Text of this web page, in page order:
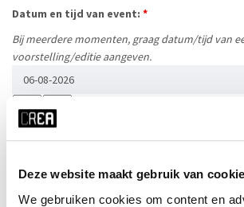
Deze website maakt gebruik van
We gebruiken cookies om content en
Datum en tijd van event: *
Bij meerdere momenten, graag datum/tijd van
voorstelling/editie aangeven.
Eventuele aanvullende data & tijden: